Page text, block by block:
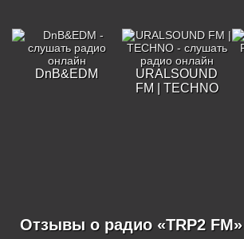
DnB&EDM
URALSOUND
FM | TECHNO
Отзывы о радио «TRP2 FM»